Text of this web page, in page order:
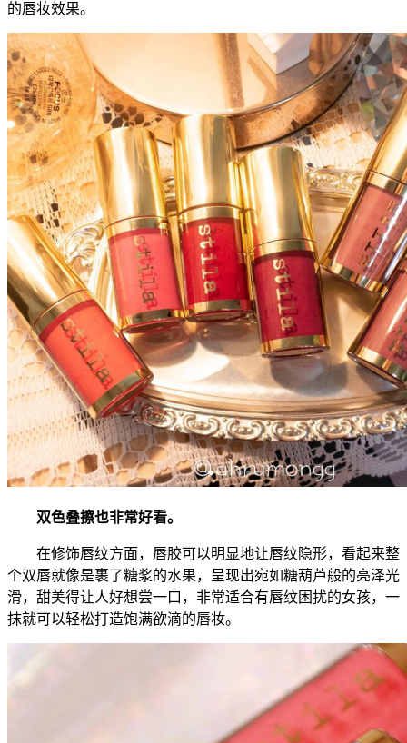
的唇妆效果。
双色叠擦也非常好看。
在修饰唇纹方面，唇胶可以明显地让唇纹隐形，看起来整
个双唇就像是裹了糖浆的水果，呈现出宛如糖葫芦般的亮泽光
滑，甜美得让人好想尝一口，非常适合有唇纹困扰的女孩，一
抹就可以轻松打造饱满欲滴的唇妆。